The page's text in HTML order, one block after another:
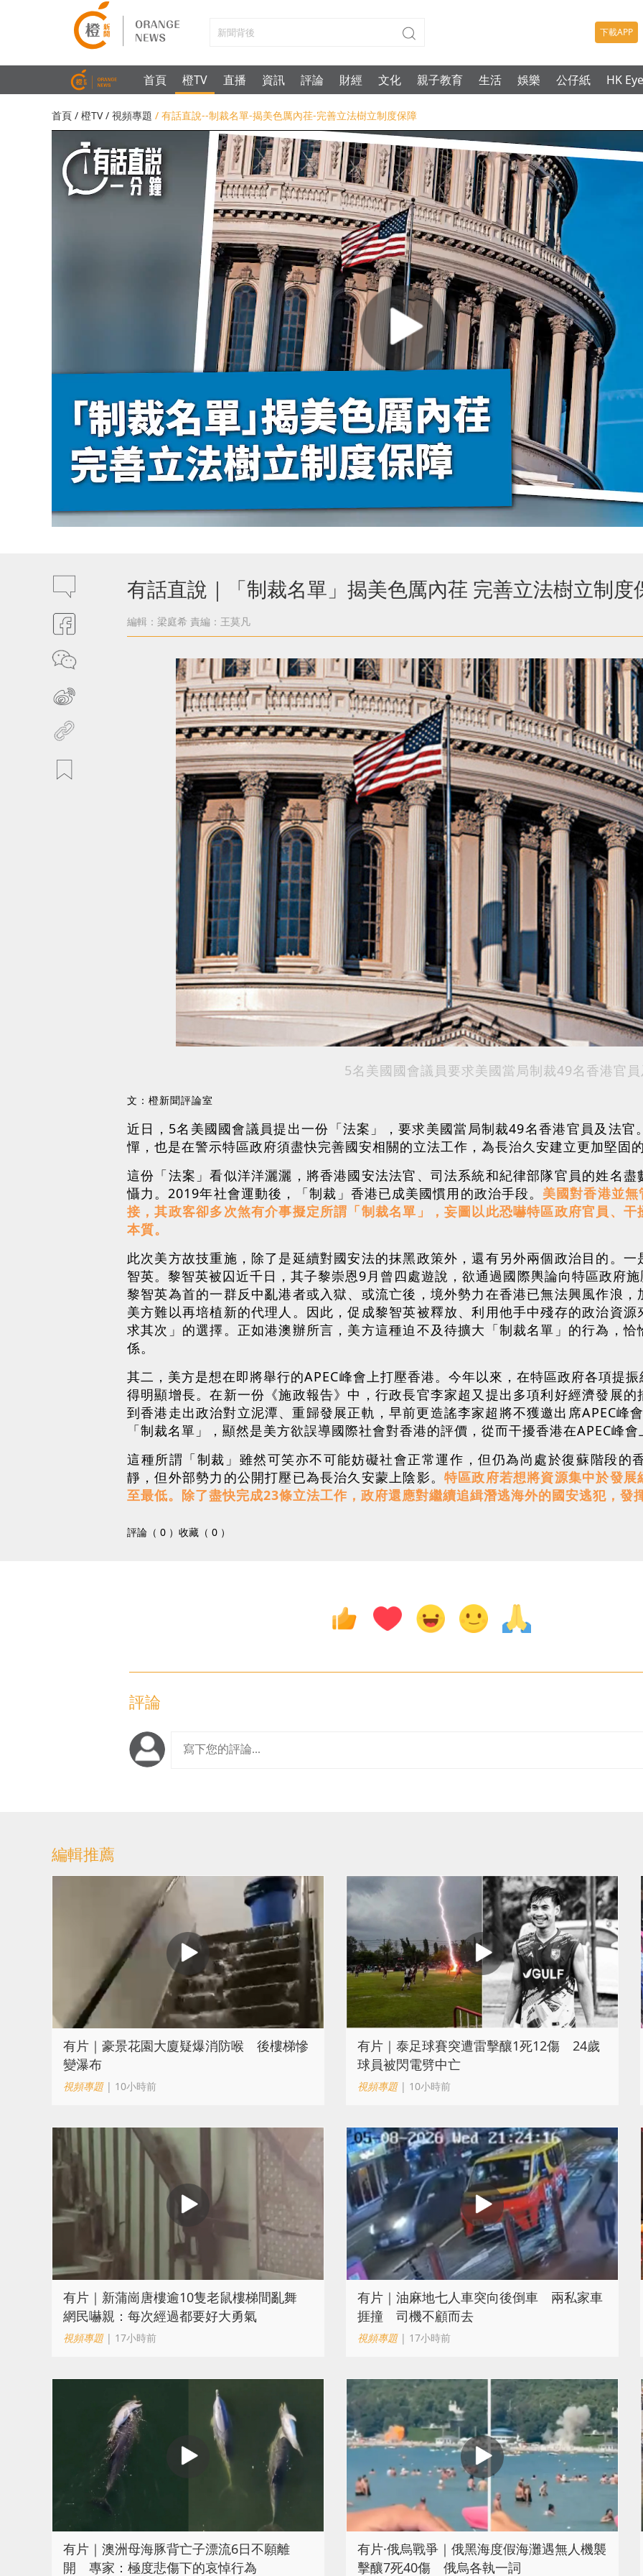
下載APP
首頁 橙TV 直播 資訊 評論 財經 文化 親子教育 生活 娛樂 公仔紙 HK Eye
首頁 / 橙TV/ 視頻專題 / 有話直說--制裁名單-揭美色厲內荏-完善立法樹立制度保障
有話直說｜「制裁名單」揭美色厲內荏 完善立法樹立制度
編輯：梁庭希 責編：王莫凡
5名美國國會議員要求美國當局制裁49名香港官
文：橙新聞評論室
近日，5名美國國會議員提出一份「法案」，要求美國當局制裁49名香港官員及法
憚，也是在警示特區政府須盡快完善國安相關的立法工作，為長治久安建立更加堅固
這份「法案」看似洋洋灑灑，將香港國安法法官、司法系統和紀律部隊官員的姓名
懾力。2019年社會運動後，「制裁」香港已成美國慣用的政治手段。 美國對香港並
接，其政客卻多次煞有介事擬定所謂「制裁名單」，妄圖以此恐嚇特區政府官員、
本質。
此次美方故技重施，除了是延續對國安法的抹黑政策外，還有另外兩個政治目的。
智英。黎智英被囚近千日，其子黎崇恩9月曾四處遊說，欲通過國際輿論向特區政府
黎智英為首的一群反中亂港者或入獄、或流亡後，境外勢力在香港已無法興風作浪
美方難以再培植新的代理人。因此，促成黎智英被釋放、利用他手中殘存的政治資
求其次」的選擇。正如港澳辦所言，美方這種迫不及待擴大「制裁名單」的行為，
係。
其二，美方是想在即將舉行的APEC峰會上打壓香港。今年以來，在特區政府各項提
得明顯增長。在新一份《施政報告》中，行政長官李家超又提出多項利好經濟發展
到香港走出政治對立泥潭、重歸發展正軌，早前更造謠李家超將不獲邀出席APEC峰
「制裁名單」，顯然是美方欲誤導國際社會對香港的評價，從而干擾香港在APEC峰
這種所謂「制裁」雖然可笑亦不可能妨礙社會正常運作，但仍為尚處於復蘇階段的
靜，但外部勢力的公開打壓已為長治久安蒙上陰影。 特區政府若想將資源集中於發
至最低。除了盡快完成23條立法工作，政府還應對繼續追緝潛逃海外的國安逃犯，發
評論（ 0 ） 收藏（ 0 ）
評論
編輯推薦
有片｜豪景花園大廈疑爆消防喉 後樓梯慘
變瀑布
視頻專題| 10小時前
有片｜泰足球賽突遭雷擊釀1死12傷 24歲
球員被閃電劈中亡
視頻專題| 10小時前
有片｜新蒲崗唐樓逾10隻老鼠樓梯間亂舞
網民嚇親：每次經過都要好大勇氣
視頻專題| 17小時前
有片｜油麻地七人車突向後倒車 兩私家車
捱撞 司機不顧而去
視頻專題| 17小時前
有片｜澳洲母海豚背亡子漂流6日不願離
開 專家：極度悲傷下的哀悼行為
​有片·俄烏戰爭｜俄黑海度假海灘遇無人機襲
擊釀7死40傷 俄烏各執一詞